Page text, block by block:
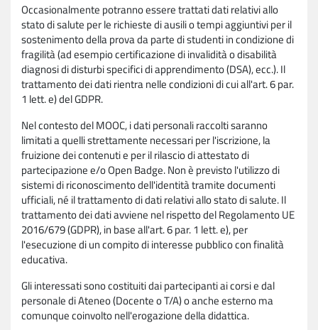
Occasionalmente potranno essere trattati dati relativi allo
stato di salute per le richieste di ausili o tempi aggiuntivi per il
sostenimento della prova da parte di studenti in condizione di
fragilità (ad esempio certificazione di invalidità o disabilità
diagnosi di disturbi specifici di apprendimento (DSA), ecc.). Il
trattamento dei dati rientra nelle condizioni di cui all'art. 6 par.
1 lett. e) del GDPR.
Nel contesto del MOOC, i dati personali raccolti saranno
limitati a quelli strettamente necessari per l'iscrizione, la
fruizione dei contenuti e per il rilascio di attestato di
partecipazione e/o Open Badge. Non è previsto l'utilizzo di
sistemi di riconoscimento dell'identità tramite documenti
ufficiali, né il trattamento di dati relativi allo stato di salute. Il
trattamento dei dati avviene nel rispetto del Regolamento UE
2016/679 (GDPR), in base all'art. 6 par. 1 lett. e), per
l'esecuzione di un compito di interesse pubblico con finalità
educativa.
Gli interessati sono costituiti dai partecipanti ai corsi e dal
personale di Ateneo (Docente o T/A) o anche esterno ma
comunque coinvolto nell'erogazione della didattica.